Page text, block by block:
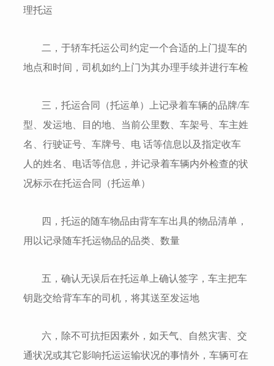
理托运
二，于轿车托运公司约定一个合适的上门提车的
地点和时间，司机如约上门为其办理手续并进行车检
三，托运合同（托运单）上记录着车辆的品牌/车
型、发运地、目的地、当前公里数、车架号、车主姓
名、行驶证号、车牌号、电 话等信息以及指定收车
人的姓名、电话等信息，并记录着车辆内外检查的状
况标示在托运合同（托运单）
四，托运的随车物品由背车车出具的物品清单，
用以记录随车托运物品的品类、数量
五，确认无误后在托运单上确认签字，车主把车
钥匙交给背车车的司机，将其送至发运地
六，除不可抗拒因素外，如天气、自然灾害、交
通状况或其它影响托运运输状况的事情外，车辆可在